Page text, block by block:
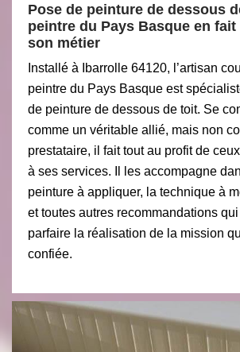
Pose de peinture de dessous
peintre du Pays Basque en
son métier
Installé à Ibarrolle 64120, l’artisan
peintre du Pays Basque est
de peinture de dessous de toit. Se
comme un véritable allié, mais non
prestataire, il fait tout au profit de
à ses services. Il les accompagne
peinture à appliquer, la technique à
et toutes autres recommandations
parfaire la réalisation de la mission
confiée.